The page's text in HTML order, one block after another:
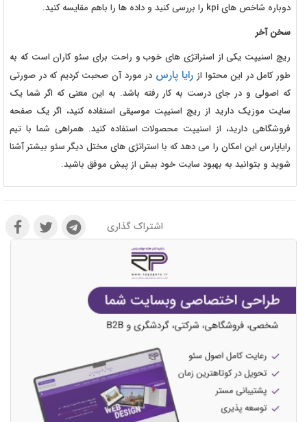
دوباره شاخص های kpi را بررسی کنید و داده ها را باهم مقایسه کنید.
سخن آخر
ریچ اسنیپت یکی از استراتژی های خوب و راحت برای سئو کاران است که به
طور کامل در این محتوا از رایا پارس در مورد آن صحبت کردیم که در صورتی
که اصولی و در جای درست به کار رفته باشد. به این معنی که اگر شما یک
سایت موزیک دارید از ریچ اسنیپت موسیقی استفاده کنید، اگر یک صفحه
فروشگاهی دارید، از اسنیپت محصولات استفاده کنید. همراهی شما با تیم
رایاپارس این امکان را می دهد که با استراتژی های مختل دیگر سئو بیشتر آشنا
شوید و بتوانید به بهبود سایت خود بیش از پیش موفق باشید.
اشتراک گذاری